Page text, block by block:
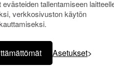
tallentamiseen
verkkosivuston käytön
Asetukset